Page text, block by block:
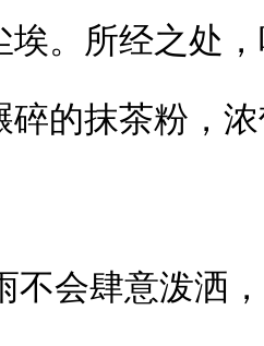
埃。所经之处
碎的抹茶粉，
不会肆意泼洒